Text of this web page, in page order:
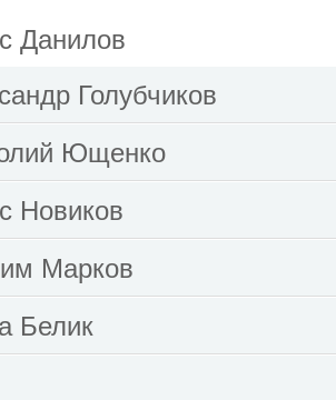
Данилов
Голубчиков
Ющенко
Новиков
Марков
Белик